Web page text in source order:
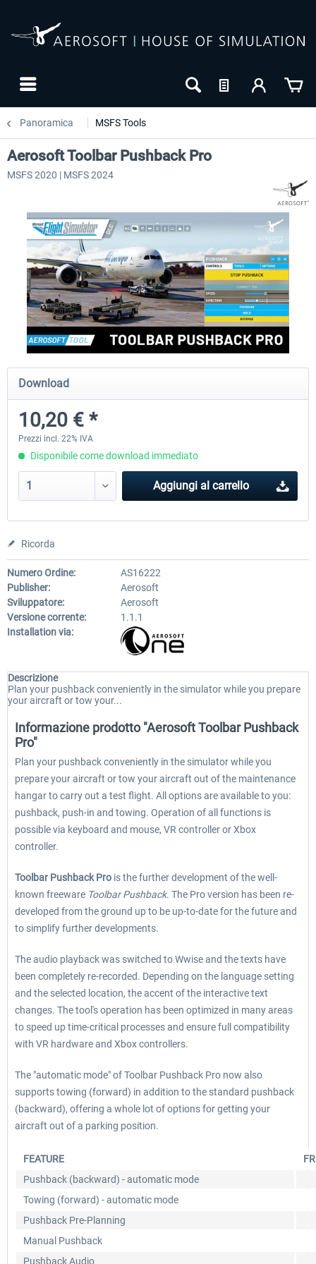
Panoramica MSFS Tools
rkApps - FSRealistic Pro MSFS
34,16 € *
Aerosoft Tool Simple
Aerosoft Toolbar Pushback Pro
MSFS 2020 | MSFS 2024
Download
10,20 € *
Prezzi incl. 22% IVA
Disponibile come download immediato
Aggiungi al carrello
Ricorda
Numero Ordine:
AS16222
Publisher:
Aerosoft
Sviluppatore:
Aerosoft
Versione corrente:
1.1.1
Installation via:
Descrizione
Plan your pushback conveniently in the simulator while you prepare
your aircraft or tow your...
Informazione prodotto "Aerosoft Toolbar Pushback
Pro"
Plan your pushback conveniently in the simulator while you
prepare your aircraft or tow your aircraft out of the maintenance
hangar to carry out a test flight. All options are available to you:
pushback, push-in and towing. Operation of all functions is
possible via keyboard and mouse, VR controller or Xbox
controller.
Toolbar Pushback Pro is the further development of the well-
known freeware Toolbar Pushback. The Pro version has been re-
developed from the ground up to be up-to-date for the future and
to simplify further developments.
The audio playback was switched to Wwise and the texts have
been completely re-recorded. Depending on the language setting
and the selected location, the accent of the interactive text
changes. The tool's operation has been optimized in many areas
to speed up time-critical processes and ensure full compatibility
with VR hardware and Xbox controllers.
The "automatic mode" of Toolbar Pushback Pro now also
supports towing (forward) in addition to the standard pushback
(backward), offering a whole lot of options for getting your
aircraft out of a parking position.
FEATURE
Pushback (backward) - automatic mode
Towing (forward) - automatic mode
Pushback Pre-Planning
Manual Pushback
Pushback Audio